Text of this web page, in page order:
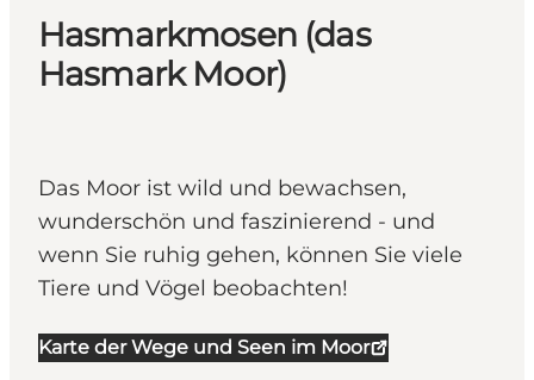
Hasmarkmosen (das
Hasmark Moor)
Das Moor ist wild und bewachsen,
wunderschön und faszinierend - und
wenn Sie ruhig gehen, können Sie viele
Tiere und Vögel beobachten!
Karte der Wege und Seen im Moor